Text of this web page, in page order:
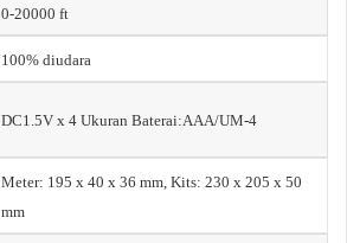
0-20000 ft
100% diudara
DC1.5V x 4 Ukuran Baterai:AAA/UM-4
Meter: 195 x 40 x 36 mm, Kits: 230 x 205 x 50
mm